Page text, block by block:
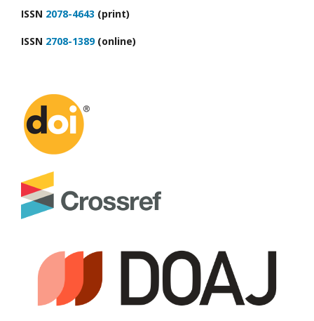
ІSSN 2078-4643 (print)
ІSSN 2708-1389(online)